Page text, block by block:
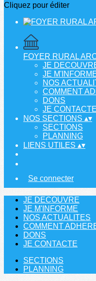
Cliquez pour éditer
FOYER RURAL
JE
JE
NOS
COMMENT
DONS
JE CONTACTE
NOS SECTIONS ▴▾
SECTIONS
PLANNING
LIENS UTILES ▴▾
Se connecter
JE DECOUVRE
JE M'INFORME
NOS ACTUALITES
COMMENT
DONS
JE CONTACTE
SECTIONS
PLANNING